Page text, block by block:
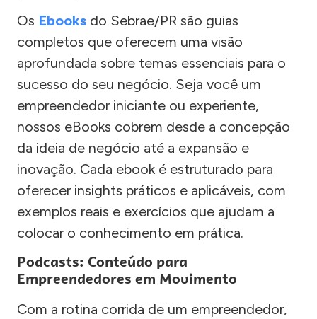
Os Ebooks do Sebrae/PR são guias
completos que oferecem uma visão
aprofundada sobre temas essenciais para o
sucesso do seu negócio. Seja você um
empreendedor iniciante ou experiente,
nossos eBooks cobrem desde a concepção
da ideia de negócio até a expansão e
inovação. Cada ebook é estruturado para
oferecer insights práticos e aplicáveis, com
exemplos reais e exercícios que ajudam a
colocar o conhecimento em prática.
Podcasts: Conteúdo para
Empreendedores em Movimento
Com a rotina corrida de um empreendedor,